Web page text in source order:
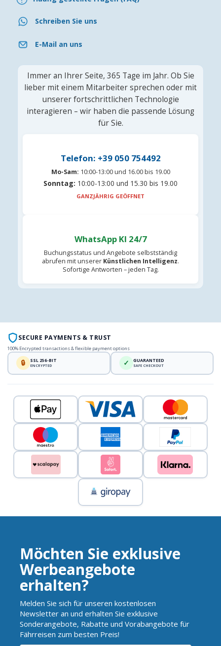
Schreiben Sie uns
E-Mail an uns
Immer an Ihrer Seite, 365 Tage im Jahr. Ob Sie
lieber mit einem Mitarbeiter sprechen oder mit
unserer fortschrittlichen Technologie
interagieren – wir haben die passende Lösung
für Sie.
Telefon: +39 050 754492
Mo-Sam: 10:00-13:00 und 16.00 bis 19.00
Sonntag: 10:00-13:00 und 15.30 bis 19.00
GANZJÄHRIG GEÖFFNET
WhatsApp KI 24/7
Buchungsstatus und Angebote selbstständig
abrufen mit unserer Künstlichen Intelligenz.
Sofortige Antworten – jeden Tag.
SECURE PAYMENTS & TRUST
100% Encrypted transactions & flexible payment options
🔒 SSL 256-BIT
ENCRYPTED ✓ GUARANTEED
SAFE CHECKOUT
Möchten Sie exklusive
Werbeangebote
erhalten?
Melden Sie sich für unseren kostenlosen
Newsletter an und erhalten Sie exklusive
Sonderangebote, Rabatte und Vorabangebote für
Fährreisen zum besten Preis!